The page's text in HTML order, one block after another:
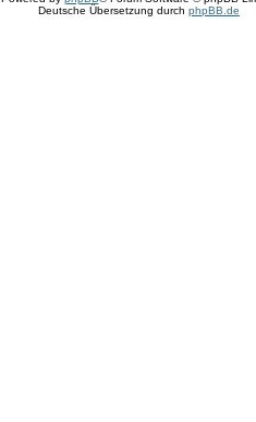
Deutsche Übersetzung durch phpBB.de